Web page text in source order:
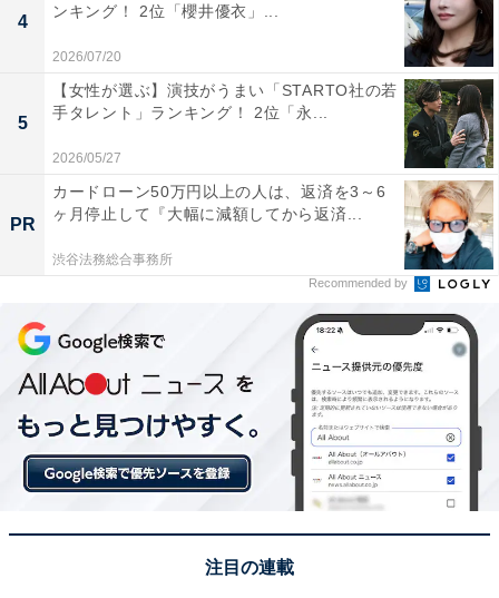
みじ山のライトアップで、開催時間は16時30分〜21時で
す。
中野神社では市の天然記念物に指定された樹齢約200年
のモミジやモミの木、樹齢500〜700年の大杉など、歴史
ある見事な紅葉が目を楽しませてくれます。不動橋の赤
と不動の滝、燃えるような色とりどりの紅葉は神秘的
で、言葉を忘れさせるほどです。
紅葉の見頃は10月下旬〜11月上旬とされていますが、黒
石観光協会のWebサイトで現在の紅葉情報が公開されて
いますので、お出かけ前に確認してみるといいでしょ
う。
＞10位までの全ランキング結果を見る
この記事の筆者：森野 みどり プロフィール
4
ンキング！ 2位「櫻井優衣」...
2026/07/20
5
【女性が選ぶ】演技がうまい「STARTO社の若
手タレント」ランキング！ 2位「永...
2026/05/27
PR
カードローン50万円以上の人は、返済を3～6
ヶ月停止して『大幅に減額してから返済...
渋谷法務総合事務所
Recommended by
注目の連載